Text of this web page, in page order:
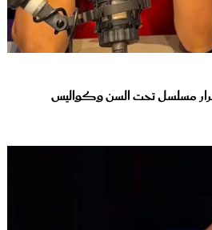
مسلسل تحت السن وكواليس